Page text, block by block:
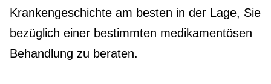
Krankengeschichte am besten in der Lage, Sie
bezüglich einer bestimmten medikamentösen
Behandlung zu beraten.